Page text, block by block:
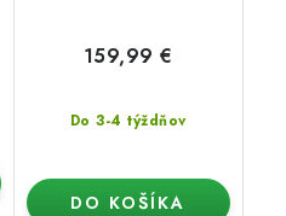
Do 3-4 týždňov
159,99 €
DO KOŠÍKA